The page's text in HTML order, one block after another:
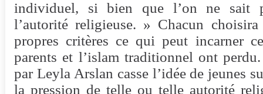
individuel, si bien que l’on ne sait
l’autorité religieuse. » Chacun
propres critères ce qui peut incarner
parents et l’islam traditionnel ont
par Leyla Arslan casse l’idée de jeunes
la pression de telle ou telle autorité